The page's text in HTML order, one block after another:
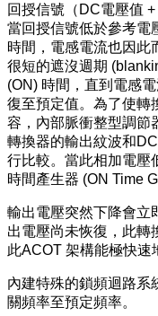
回授信號（DC電壓值
當回授信號低於參考電
時間，電感電流也因此
很短的遮沒週期
(ON) 時間，直到電感
復至預定值。為了使轉
容，內部脈衝整型調節
轉換器的輸出紋波和
行比較。當此相加電壓
時間產生器 (ON Time
輸出電壓突然下降會立
出電壓尚未恢復，此轉
此ACOT 架構能極快速
內建特殊的鎖頻迴路系
關頻率至預定頻率。